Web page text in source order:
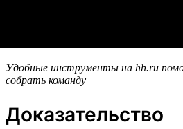
Удобные инструменты на hh.ru
собрать команду
Доказательство